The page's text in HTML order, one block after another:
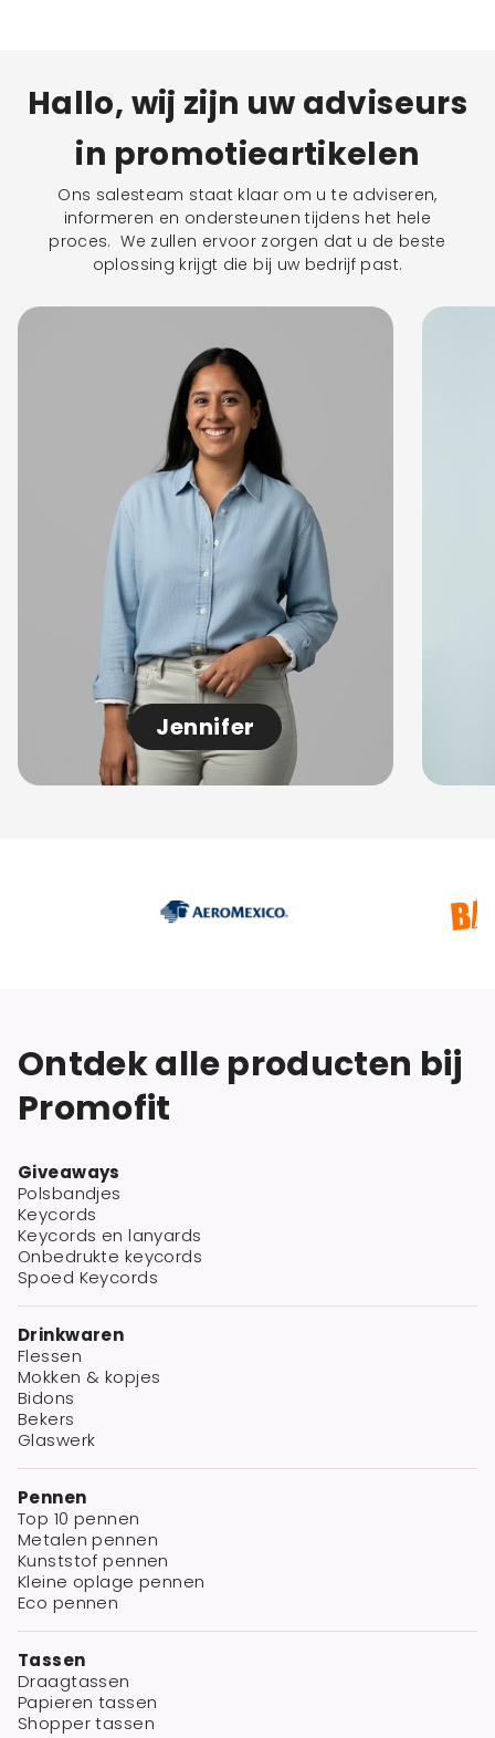
Hallo, wij zijn uw adviseurs
in promotieartikelen
Ons salesteam staat klaar om u te adviseren,
informeren en ondersteunen tijdens het hele
proces. We zullen ervoor zorgen dat u de beste
oplossing krijgt die bij uw bedrijf past.
Jennifer
Ontdek alle producten bij
Promofit
Giveaways
Polsbandjes
Keycords
Keycords en lanyards
Onbedrukte keycords
Spoed Keycords
Drinkwaren
Flessen
Mokken & kopjes
Bidons
Bekers
Glaswerk
Pennen
Top 10 pennen
Metalen pennen
Kunststof pennen
Kleine oplage pennen
Eco pennen
Tassen
Draagtassen
Papieren tassen
Shopper tassen